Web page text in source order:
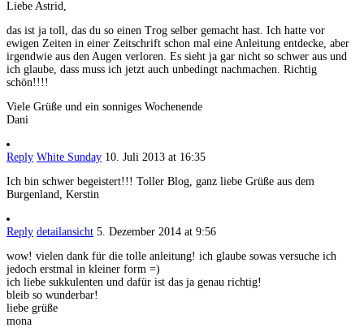
Liebe Astrid,
das ist ja toll, das du so einen Trog selber gemacht hast. Ich hatte vor
ewigen Zeiten in einer Zeitschrift schon mal eine Anleitung entdecke, aber
irgendwie aus den Augen verloren. Es sieht ja gar nicht so schwer aus und
ich glaube, dass muss ich jetzt auch unbedingt nachmachen. Richtig
schön!!!!
Viele Grüße und ein sonniges Wochenende
Dani
Reply White Sunday 10. Juli 2013 at 16:35
Ich bin schwer begeistert!!! Toller Blog, ganz liebe Grüße aus dem
Burgenland, Kerstin
Reply detailansicht 5. Dezember 2014 at 9:56
wow! vielen dank für die tolle anleitung! ich glaube sowas versuche ich
jedoch erstmal in kleiner form =)
ich liebe sukkulenten und dafür ist das ja genau richtig!
bleib so wunderbar!
liebe grüße
mona